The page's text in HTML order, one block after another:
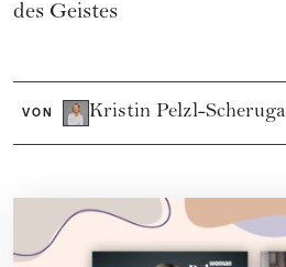
des Geistes
VON Kristin Pelzl-Scheruga